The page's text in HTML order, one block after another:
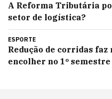
A Reforma Tributária
setor de logística?
ESPORTE
Redução de corridas
encolher no 1º semestre